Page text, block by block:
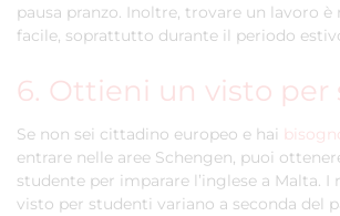
pausa pranzo. Inoltre, trovare un lavoro
facile, soprattutto durante il periodo
6. Ottieni un visto
Se non sei cittadino europeo e hai
entrare nelle aree Schengen, puoi
studente per imparare l’inglese a Malta. I
visto per studenti variano a seconda del